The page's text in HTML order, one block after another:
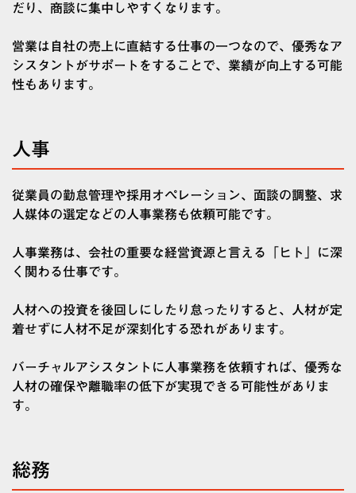
だり、商談に集中しやすくなります。
営業は自社の売上に直結する仕事の一つなので、優秀なア
シスタントがサポートをすることで、業績が向上する可能
性もあります。
人事
従業員の勤怠管理や採用オペレーション、面談の調整、求
人媒体の選定などの人事業務も依頼可能です。
人事業務は、会社の重要な経営資源と言える「ヒト」に深
く関わる仕事です。
人材への投資を後回しにしたり怠ったりすると、人材が定
着せずに人材不足が深刻化する恐れがあります。
バーチャルアシスタントに人事業務を依頼すれば、優秀な
人材の確保や離職率の低下が実現できる可能性がありま
す。
総務